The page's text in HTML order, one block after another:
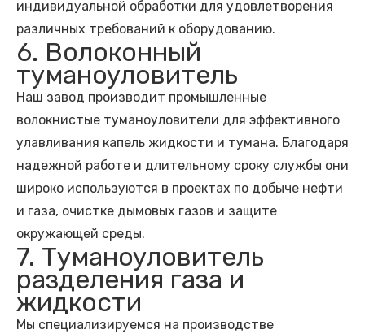
индивидуальной обработки для удовлетворения
различных требований к оборудованию.
6. Волоконный
туманоуловитель
Наш завод производит промышленные
волокнистые туманоуловители для эффективного
улавливания капель жидкости и тумана. Благодаря
надежной работе и длительному сроку службы они
широко используются в проектах по добыче нефти
и газа, очистке дымовых газов и защите
окружающей среды.
7. Туманоуловитель
разделения газа и
жидкости
Мы специализируемся на производстве